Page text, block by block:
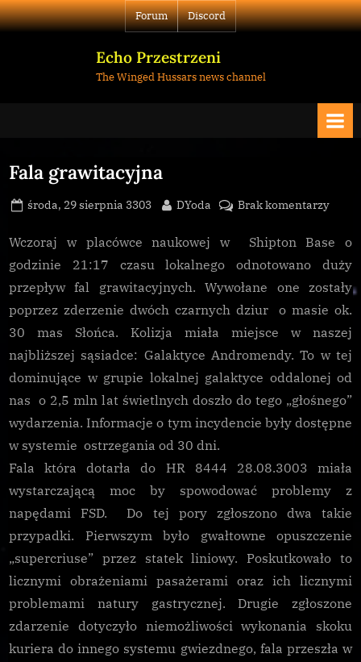
Skip
to
Forum Discord
Echo Przestrzeni
The Winged Hussars news channel
Fala grawitacyjna
Posted
środa, 29 sierpnia 3303 By
DYoda Brak komentarzydo
Wczoraj w placówce naukowej w Shipton Base o
godzinie 21:17 czasu lokalnego odnotowano duży
przepływ fal grawitacyjnych. Wywołane one zostały
poprzez zderzenie dwóch czarnych dziur o masie ok.
30 mas Słońca. Kolizja miała miejsce w naszej
najbliższej sąsiadce: Galaktyce Andromendy. To w tej
dominujące w grupie lokalnej galaktyce oddalonej od
nas o 2,5 mln lat świetlnych doszło do tego „głośnego”
wydarzenia. Informacje o tym incydencie były dostępne
w systemie ostrzegania od 30 dni.
Fala która dotarła do HR 8444 28.08.3003 miała
wystarczającą moc by spowodować problemy z
napędami FSD. Do tej pory zgłoszono dwa takie
przypadki. Pierwszym było gwałtowne opuszczenie
„supercriuse” przez statek liniowy. Poskutkowało to
licznymi obrażeniami pasażerami oraz ich licznymi
problemami natury gastrycznej. Drugie zgłoszone
zdarzenie dotyczyło niemożliwości wykonania skoku
kuriera do innego systemu gwiezdnego, fala przeszła w